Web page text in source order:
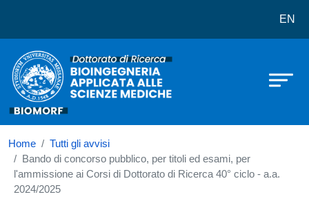
Dottorato in Bioingegneria EN
Home
Tutti gli avvisi
Bando di concorso pubblico, per titoli ed esami, per
l'ammissione ai Corsi di Dottorato di Ricerca 40° ciclo - a.a.
2024/2025